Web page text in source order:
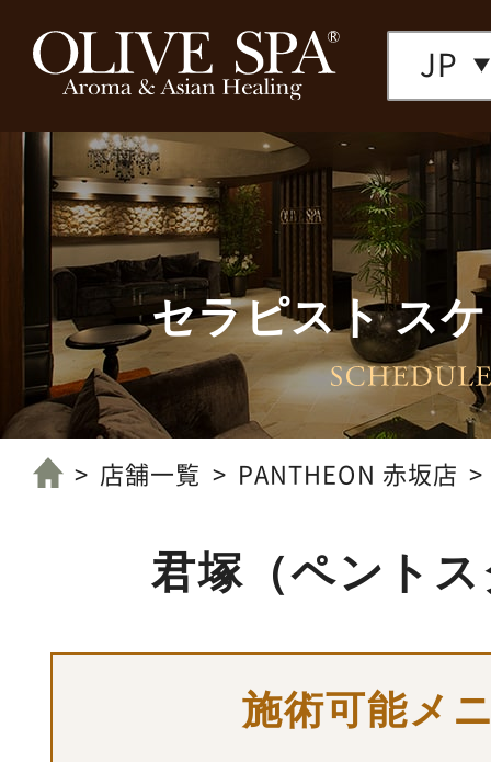
JP
店舗一覧へ
セラピスト ス
店舗一覧 PANTHEON 赤坂店
君塚（ペント
施術可能メ